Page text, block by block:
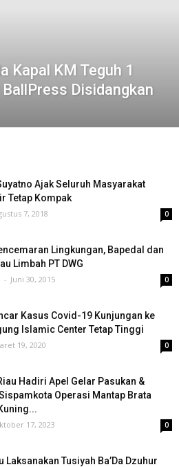
Kapal KM Teguh 1
BallPress Disidangkan
Ajak Seluruh Masyarakat
Tetap Kompak
7, 2018 0
Lingkungan, Bapedal dan
Limbah PT DWG
- Juni 30, 2015 0
Kasus Covid-19 Kunjungan ke
Islamic Center Tetap Tinggi
19, 2020 0
Hadiri Apel Gelar Pasukan &
Operasi Mantap Brata
17, 2023 0
Laksanakan Tusiyah Ba’Da Dzuhur